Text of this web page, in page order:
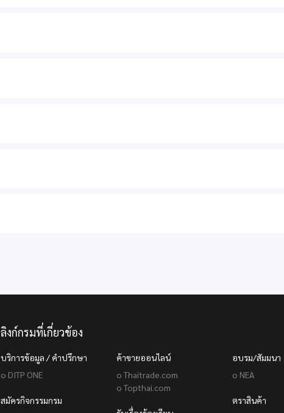
ลิงก์กรมที่เกี่ยวข้อง
บริการข้อมูล / คำปรึกษา
o DITP ONE
สมัครกิจกรรมกรม
ค้าขายออนไลน์
o Thaitrade.com
o Topthai.com
อบรม/สัมมนา
o NEA
ตราสินค้า